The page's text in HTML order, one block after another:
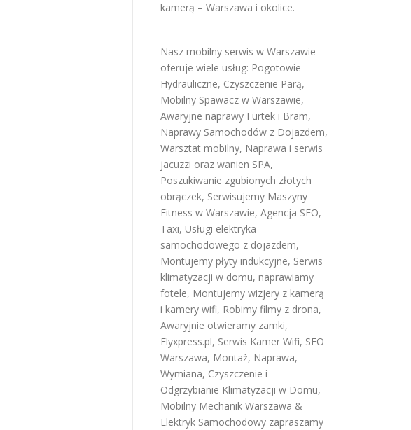
kamerą – Warszawa i okolice.
Nasz mobilny serwis w Warszawie
oferuje wiele usług: Pogotowie
Hydrauliczne, Czyszczenie Parą,
Mobilny Spawacz w Warszawie,
Awaryjne naprawy Furtek i Bram,
Naprawy Samochodów z Dojazdem,
Warsztat mobilny, Naprawa i serwis
jacuzzi oraz wanien SPA,
Poszukiwanie zgubionych złotych
obrączek, Serwisujemy Maszyny
Fitness w Warszawie, Agencja SEO,
Taxi, Usługi elektryka
samochodowego z dojazdem,
Montujemy płyty indukcyjne, Serwis
klimatyzacji w domu, naprawiamy
fotele, Montujemy wizjery z kamerą
i kamery wifi, Robimy filmy z drona,
Awaryjnie otwieramy zamki,
Flyxpress.pl, Serwis Kamer Wifi, SEO
Warszawa, Montaż, Naprawa,
Wymiana, Czyszczenie i
Odgrzybianie Klimatyzacji w Domu,
Mobilny Mechanik Warszawa &
Elektryk Samochodowy zapraszamy